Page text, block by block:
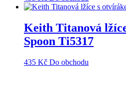
Keith Titanová
Spoon Ti5317
435 Kč Do obchodu